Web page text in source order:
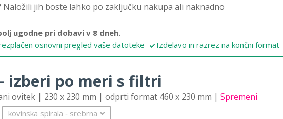
Naložili jih boste lahko po zaključku nakupa ali naknadno
ugodne pri dobavi v 8 dneh.
osnovni pregled vaše datoteke Izdelavo in razrez na končni format
izberi po meri s filtri
ovitek | 230 x 230 mm | odprti format 460 x 230 mm | Spremeni
kovinska spirala ‐ srebrna